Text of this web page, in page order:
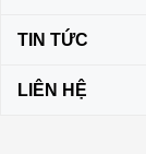
TIN TỨC
LIÊN HỆ